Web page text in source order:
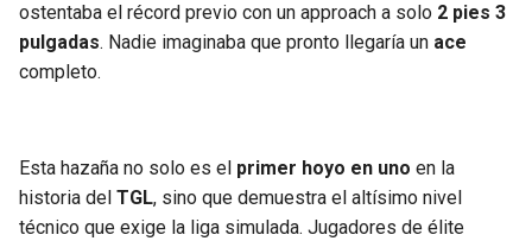
ostentaba el récord previo con un approach a solo 2 pies 3
pulgadas. Nadie imaginaba que pronto llegaría un ace
completo.
Esta hazaña no solo es el primer hoyo en uno en la
historia del TGL, sino que demuestra el altísimo nivel
técnico que exige la liga simulada. Jugadores de élite